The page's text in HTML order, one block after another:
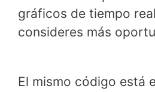
gráficos de tiempo
consideres más
El mismo código está